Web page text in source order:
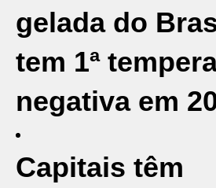
gelada do
tem 1ª
negativa em
Capitais têm